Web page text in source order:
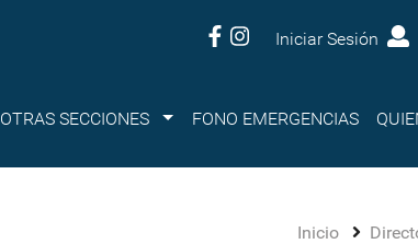
Iniciar Sesión
OTRAS SECCIONES Submenu
FONO EMERGENCIAS
Inicio